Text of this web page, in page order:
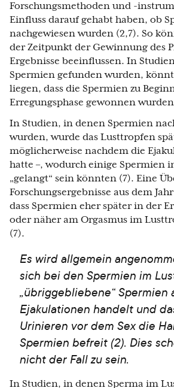
Forschungsmethoden und -
Einfluss darauf gehabt haben, ob
nachgewiesen wurden (2,7). So
der Zeitpunkt der Gewinnung des
Ergebnisse beeinflussen. In
Spermien gefunden wurden,
liegen, dass die Spermien zu
Erregungsphase gewonnen
In Studien, in denen Spermien
wurden, wurde das Lusttropfen
möglicherweise nachdem die
hatte –, wodurch einige Spermien
„gelangt“ sein könnten (7). Eine
Forschungsergebnisse aus dem
dass Spermien eher später in der
oder näher am Orgasmus im
(7).
Es wird allgemein
sich bei den Spermien im
„übriggebliebene“ Spermien
Ejakulationen handelt und
Urinieren vor dem Sex die
Spermien befreit (2). Dies
nicht der Fall zu sein.
In Studien, in denen Sperma im